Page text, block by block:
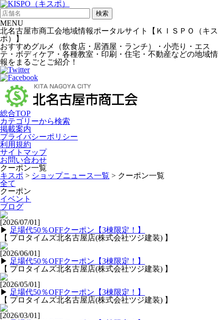
検索
MENU
北名古屋市商工会地域情報ポータルサイト【ＫＩＳＰＯ（キス
ポ）】
おすすめグルメ（飲食店・居酒屋・ランチ）・小売り・エス
テ・ボディケア・各種教室・印刷・住宅・不動産などの地域情
報をまるごとご紹介！
総合TOP
カテゴリーから検索
掲載案内
プライバシーポリシー
利用規約
サイトマップ
お問い合わせ
クーポン一覧
キスポ > ショップニュース一覧 > クーポン一覧
全て
クーポン
イベント
ブログ
[2026/07/01]
▶ 足場代50％OFFクーポン【3棟限定！】
【 プロタイムズ北名古屋店(株式会社ツジ建装) 】
[2026/06/01]
▶ 足場代50％OFFクーポン【3棟限定！】
【 プロタイムズ北名古屋店(株式会社ツジ建装) 】
[2026/05/01]
▶ 足場代50％OFFクーポン【3棟限定！】
【 プロタイムズ北名古屋店(株式会社ツジ建装) 】
[2026/03/01]